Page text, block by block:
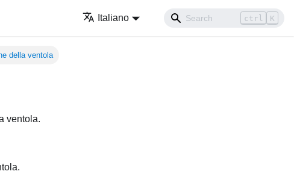
Italiano ctrl K
della ventola
ventola.